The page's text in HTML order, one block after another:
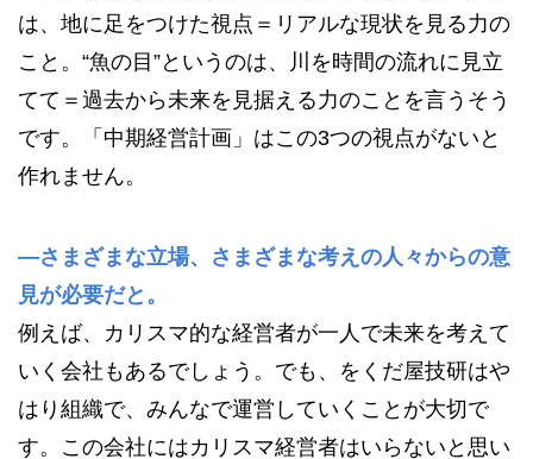
は、地に足をつけた視点＝リアルな現状を見る力の
こと。“魚の目”というのは、川を時間の流れに見立
てて＝過去から未来を見据える力のことを言うそう
です。「中期経営計画」はこの3つの視点がないと
作れません。
—さまざまな立場、さまざまな考えの人々からの意
見が必要だと。
例えば、カリスマ的な経営者が一人で未来を考えて
いく会社もあるでしょう。でも、をくだ屋技研はや
はり組織で、みんなで運営していくことが大切で
す。この会社にはカリスマ経営者はいらないと思い